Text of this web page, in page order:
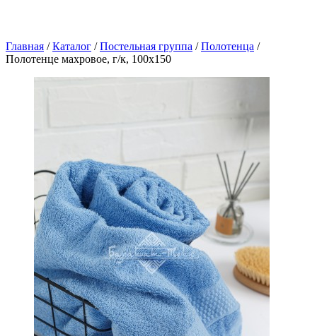
Главная / Каталог / Постельная группа / Полотенца /
Полотенце махровое, г/к, 100х150